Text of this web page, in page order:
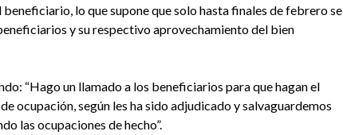
beneficiario, lo que supone que solo hasta finales de febrero se
y su respectivo aprovechamiento del bien
“Hago un llamado a los beneficiarios para que hagan el
ocupación, según les ha sido adjudicado y salvaguardemos
las ocupaciones de hecho”.